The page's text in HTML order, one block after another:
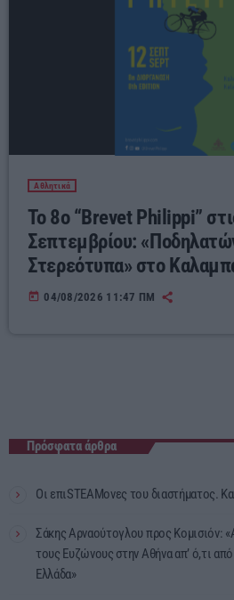
Αθλητικά
Το 8ο “Brevet Philippi”
Σεπτεμβρίου:
Στερεότυπα» στο
today 04/08/2026 11:47 ΠΜ
Πρόσφατα άρθρα
Οι επιSTEAMονες του διαστήματος.
Σάκης Αρναούτογλου προς Κομισιόν:
τους Ευζώνους στην Αθήνα απ’ ό,τι
Ελλάδα»